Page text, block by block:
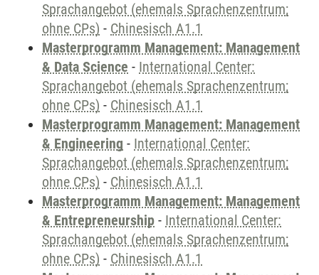
Sprachangebot (ehemals Sprachenzentrum;
ohne CPs) - Chinesisch A1.1
Masterprogramm Management: Management
& Data Science - International Center:
Sprachangebot (ehemals Sprachenzentrum;
ohne CPs) - Chinesisch A1.1
Masterprogramm Management: Management
& Engineering - International Center:
Sprachangebot (ehemals Sprachenzentrum;
ohne CPs) - Chinesisch A1.1
Masterprogramm Management: Management
& Entrepreneurship - International Center:
Sprachangebot (ehemals Sprachenzentrum;
ohne CPs) - Chinesisch A1.1